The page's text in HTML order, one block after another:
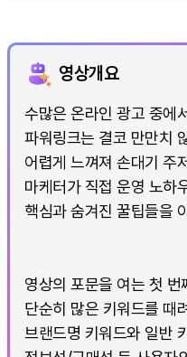
영상개요
수많은 온라인 광고 중에
파워링크는 결코 만만치
어렵게 느껴져 손대기 주
마케터가 직접 운영 노하
핵심과 숨겨진 꿀팁들을
영상의 포문을 여는 첫
단순히 많은 키워드를 때
브랜드명 키워드와 일반